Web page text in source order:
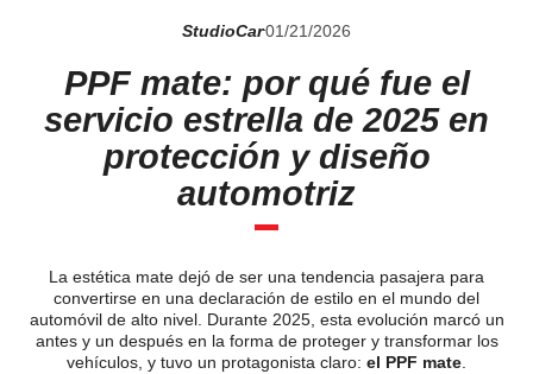
StudioCar01/21/2026
PPF mate: por qué fue el
servicio estrella de 2025 en
protección y diseño
automotriz
La estética mate dejó de ser una tendencia pasajera para
convertirse en una declaración de estilo en el mundo del
automóvil de alto nivel. Durante 2025, esta evolución marcó un
antes y un después en la forma de proteger y transformar los
vehículos, y tuvo un protagonista claro: el PPF mate